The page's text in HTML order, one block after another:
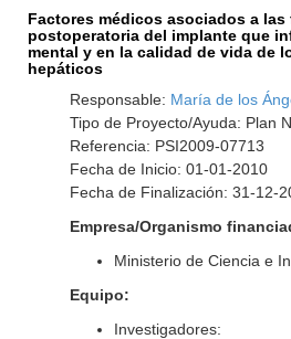
Factores médicos asociados a las
postoperatoria del implante que
mental y en la calidad de vida de
hepáticos
Responsable: María de los
Tipo de Proyecto/Ayuda: Plan
Referencia: PSI2009-07713
Fecha de Inicio: 01-01-2010
Fecha de Finalización: 31-12-
Empresa/Organismo
Ministerio de Ciencia e
Equipo:
Investigadores: